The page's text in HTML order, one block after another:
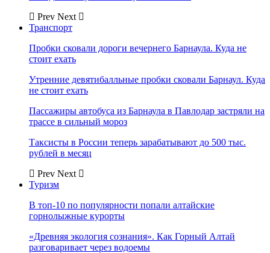
Prev Next
Транспорт
Пробки сковали дороги вечернего Барнаула. Куда не
стоит ехать
Утренние девятибалльные пробки сковали Барнаул. Куда
не стоит ехать
Пассажиры автобуса из Барнаула в Павлодар застряли на
трассе в сильный мороз
Таксисты в России теперь зарабатывают до 500 тыс.
рублей в месяц
Prev Next
Туризм
В топ-10 по популярности попали алтайские
горнолыжные курорты
«Древняя экология сознания». Как Горный Алтай
разговаривает через водоемы